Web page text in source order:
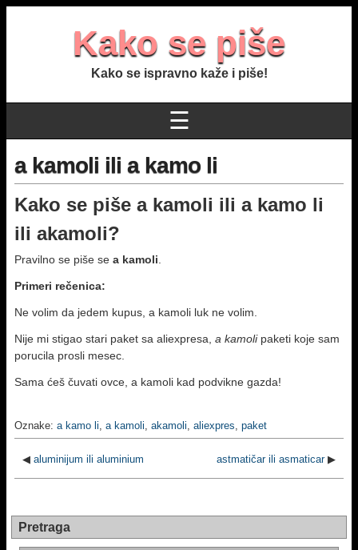
Kako se piše
Kako se ispravno kaže i piše!
☰
a kamoli ili a kamo li
Kako se piše a kamoli ili a kamo li
ili akamoli?
Pravilno se piše se a kamoli
Primeri rečenica:
Ne volim da jedem kupus, a kamoli luk ne volim.
Nije mi stigao stari paket sa aliexpresa, a kamolipaketi koje sam
porucila prosli mesec.
Sama ćeš čuvati ovce, a kamoli kad podvikne gazda!
Oznake: a kamo li, a kamoli, akamoli, aliexpres, paket
◀ aluminijum ili aluminium astmatičar ili asmaticar▶
Pretraga